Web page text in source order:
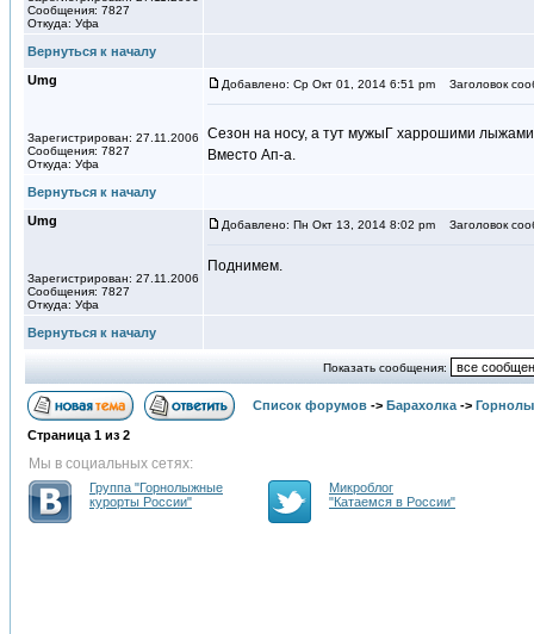
Сообщения: 7827
Откуда: Уфа
Вернуться к началу
Umg
Зарегистрирован: 27.11.2006
Сообщения: 7827
Откуда: Уфа
Добавлено: Ср Окт 01, 2014 6:51 pm Заголовок
Сезон на носу, а тут мужыГ харрошими
Вместо Ап-а.
Вернуться к началу
Umg
Зарегистрирован: 27.11.2006
Сообщения: 7827
Откуда: Уфа
Добавлено: Пн Окт 13, 2014 8:02 pm Заголовок
Поднимем.
Вернуться к началу
Показать сообщения:
Список форумов -> Барахолка ->
Страница 1 из 2
Мы в социальных сетях:
Группа "Горнолыжные
курорты России"
Микроблог
"Катаемся в России"